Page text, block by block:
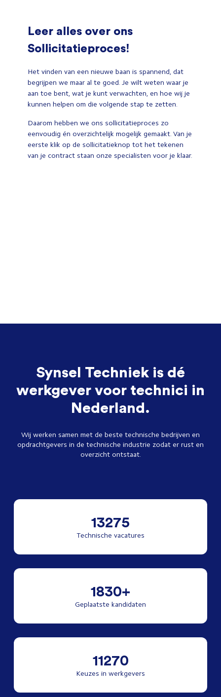
Leer alles over ons
Sollicitatieproces!
Het vinden van een nieuwe baan is spannend, dat
begrijpen we maar al te goed. Je wilt weten waar je
aan toe bent, wat je kunt verwachten, en hoe wij je
kunnen helpen om die volgende stap te zetten.
Daarom hebben we ons sollicitatieproces zo
eenvoudig én overzichtelijk mogelijk gemaakt. Van je
eerste klik op de sollicitatieknop tot het tekenen
van je contract staan onze specialisten voor je klaar.
Synsel Techniek is dé
werkgever voor technici in
Nederland.
Wij werken samen met de beste technische bedrijven en
opdrachtgevers in de technische industrie zodat er rust en
overzicht ontstaat.
13275
Technische vacatures
1830+
Geplaatste kandidaten
11270
Keuzes in werkgevers